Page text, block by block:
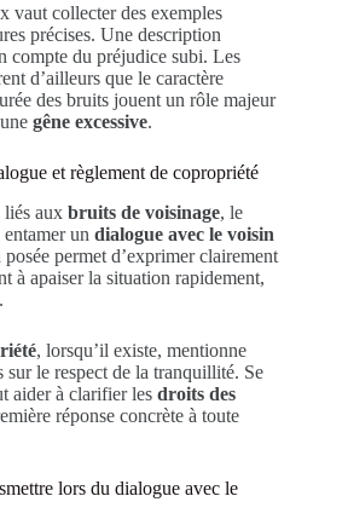
vaut collecter des exemples
précises. Une description
compte du préjudice subi. Les
d’ailleurs que le caractère
des bruits jouent un rôle majeur
gêne excessive.
et règlement de copropriété
liés aux bruits de voisinage, le
un dialogue avec le voisin
permet d’exprimer clairement
à apaiser la situation rapidement,
, lorsqu’il existe, mentionne
sur le respect de la tranquillité. Se
aider à clarifier les droits des
réponse concrète à toute
lors du dialogue avec le